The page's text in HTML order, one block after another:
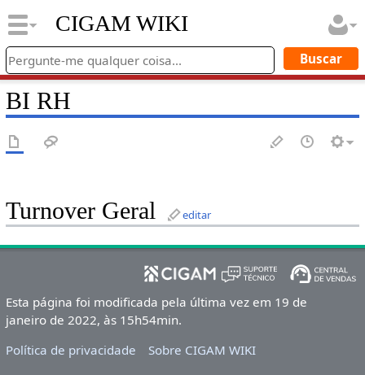
CIGAM WIKI
BI RH
Turnover Geral editar
Esta página foi modificada pela última vez em 19 de
janeiro de 2022, às 15h54min.
Política de privacidade
Sobre CIGAM WIKI